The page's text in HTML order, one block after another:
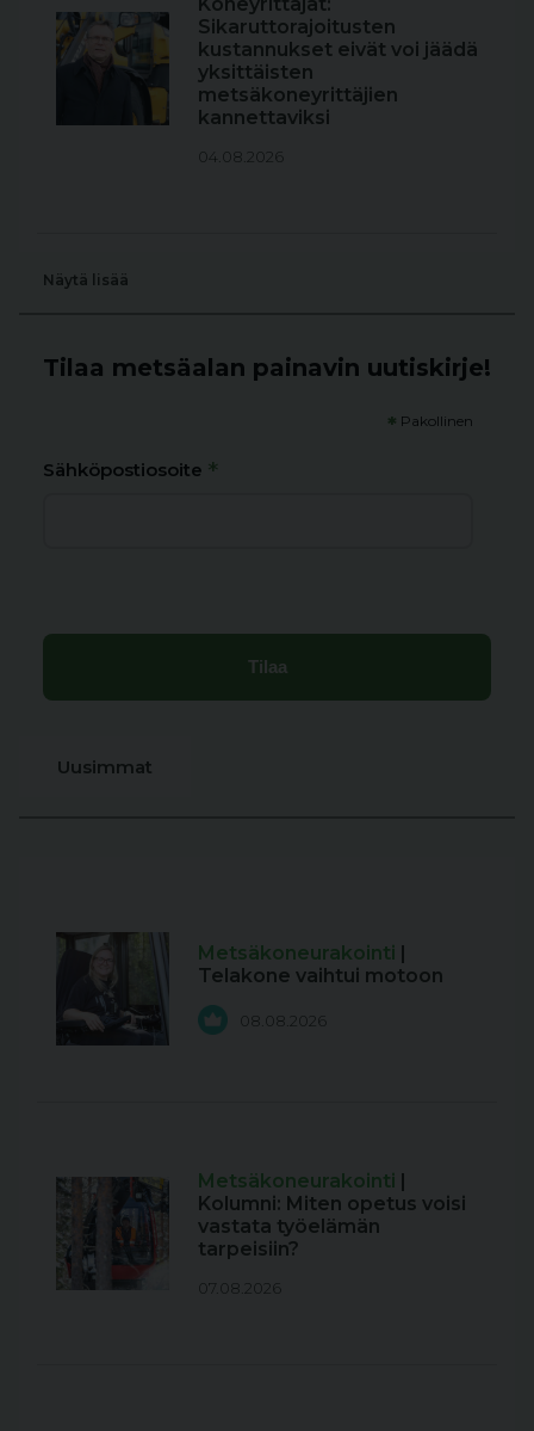
Sikaruttorajoitusten
kustannukset eivät voi jäädä
yksittäisten
metsäkoneyrittäjien
kannettaviksi
04.08.2026
Näytä lisää
Tilaa metsäalan painavin uutiskirje!
* Pakollinen
Sähköpostiosoite *
Uusimmat
Metsäkoneurakointi
Telakone vaihtui motoon
08.08.2026
Metsäkoneurakointi
Kolumni: Miten opetus voisi
vastata työelämän
tarpeisiin?
07.08.2026